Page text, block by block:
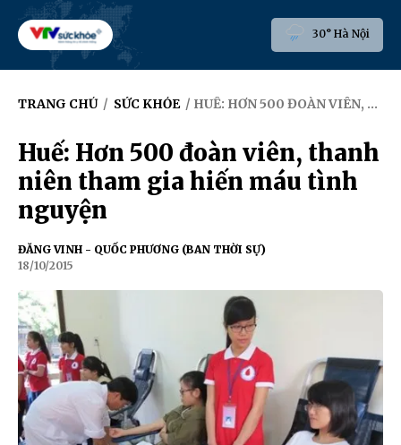
30° Hà Nội
TRANG CHỦ / SỨC KHỎE / HUẾ: HƠN 500 ĐOÀN VIÊN, THANH NIÊN THAM GIA HIẾN MÁU TÌNH NGUYỆN
Huế: Hơn 500 đoàn viên, thanh
niên tham gia hiến máu tình
nguyện
ĐĂNG VINH - QUỐC PHƯƠNG (BAN THỜI SỰ)
18/10/2015